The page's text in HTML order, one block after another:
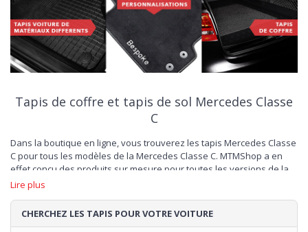
Tapis de coffre et tapis de sol Mercedes Classe
C
Dans la boutique en ligne, vous trouverez les tapis Mercedes Classe
C pour tous les modèles de la Mercedes Classe C. MTMShop a en
effet conçu des produits sur mesure pour toutes les versions de la
berline allemande, des premiers modèles des années 90 au dernier
disponibles, idéales pour renouveler les éditions les plus sportives
du véhicule, telles que les tapis Mercedes Classe C Coupé depuis
Lire plus
CHERCHEZ LES TAPIS POUR VOTRE VOITURE